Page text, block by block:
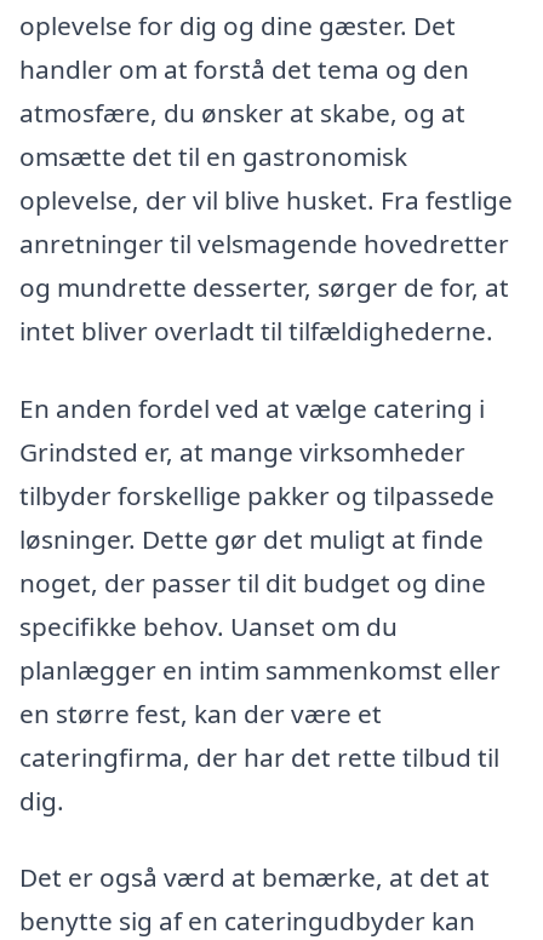
oplevelse for dig og dine gæster. Det
handler om at forstå det tema og den
atmosfære, du ønsker at skabe, og at
omsætte det til en gastronomisk
oplevelse, der vil blive husket. Fra festlige
anretninger til velsmagende hovedretter
og mundrette desserter, sørger de for, at
intet bliver overladt til tilfældighederne.
En anden fordel ved at vælge catering i
Grindsted er, at mange virksomheder
tilbyder forskellige pakker og tilpassede
løsninger. Dette gør det muligt at finde
noget, der passer til dit budget og dine
specifikke behov. Uanset om du
planlægger en intim sammenkomst eller
en større fest, kan der være et
cateringfirma, der har det rette tilbud til
dig.
Det er også værd at bemærke, at det at
benytte sig af en cateringudbyder kan